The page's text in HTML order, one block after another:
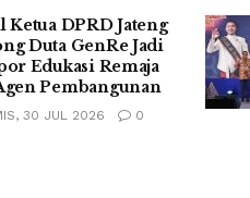
Ketua DPRD Jateng
Duta GenRe Jadi
Edukasi Remaja
Pembangunan
30 JUL 2026 0